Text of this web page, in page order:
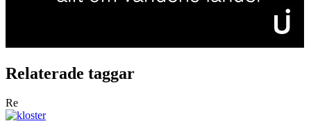
Relaterade taggar
Re